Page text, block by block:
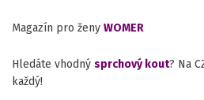
Magazín pro ženy WOMER
Hledáte vhodný sprchový kout? Na
každý!